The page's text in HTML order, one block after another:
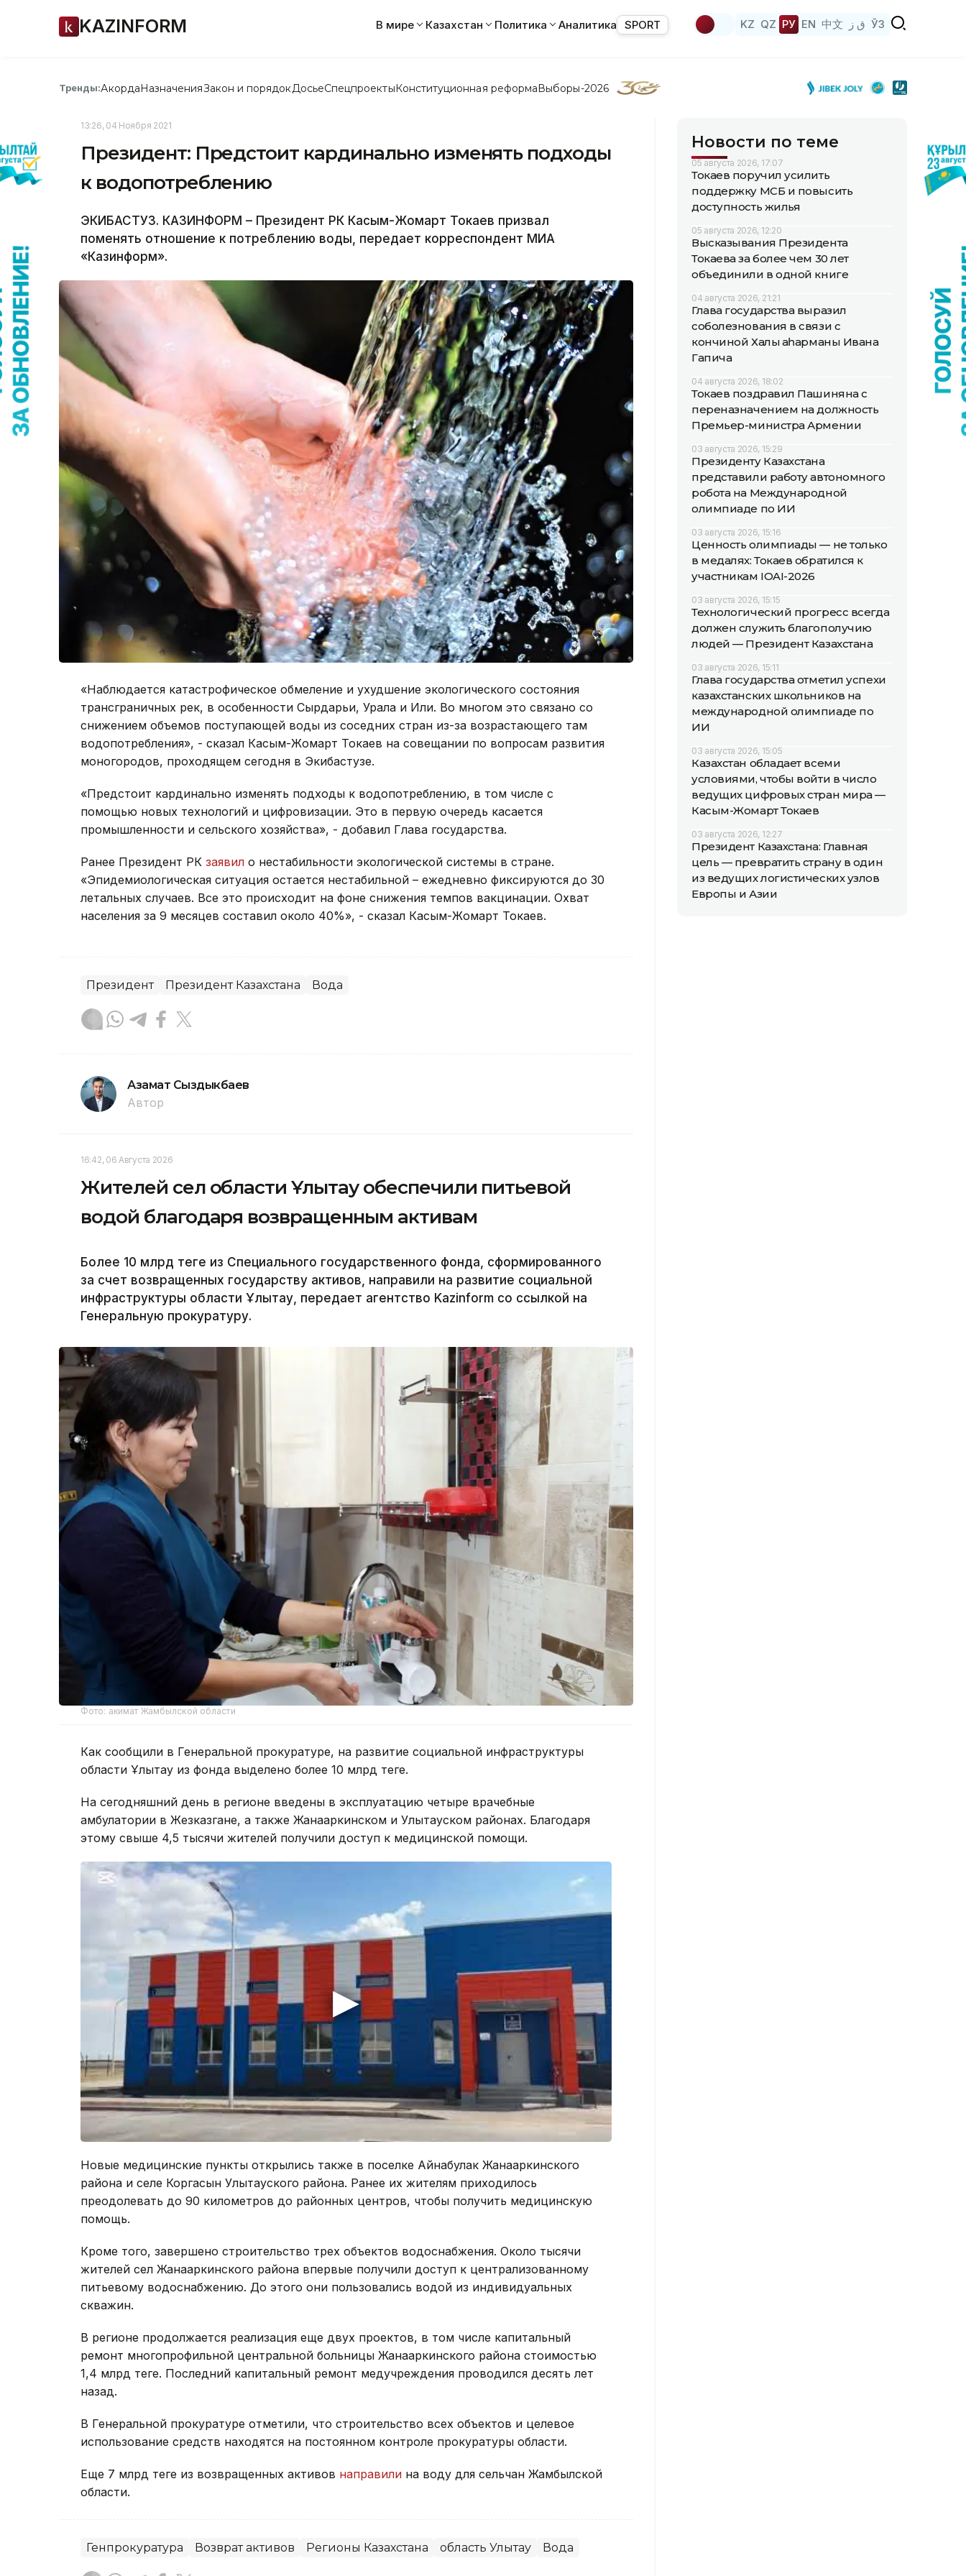
KAZINFORM В мире Казахстан Политика Аналитика SPORT KZ QZ РУ EN 中文 ق ز ЎЗ
Тренды:АкордаНазначенияЗакон и порядок ДосьеСпецпроектыКонституционная реформаВыборы-2026
13:26, 04 Ноября 2021
Президент: Предстоит кардинально изменять подходы
к водопотреблению
ЭКИБАСТУЗ. КАЗИНФОРМ – Президент РК Касым-Жомарт Токаев призвал
поменять отношение к потреблению воды, передает корреспондент МИА
«Казинформ».
«Наблюдается катастрофическое обмеление и ухудшение экологического состояния
трансграничных рек, в особенности Сырдарьи, Урала и Или. Во многом это связано со
снижением объемов поступающей воды из соседних стран из-за возрастающего там
водопотребления», - сказал Касым-Жомарт Токаев на совещании по вопросам развития
моногородов, проходящем сегодня в Экибастузе.
«Предстоит кардинально изменять подходы к водопотреблению, в том числе с
помощью новых технологий и цифровизации. Это в первую очередь касается
промышленности и сельского хозяйства», - добавил Глава государства.
Ранее Президент РК заявил о нестабильности экологической системы в стране.
«Эпидемиологическая ситуация остается нестабильной – ежедневно фиксируются до 30
летальных случаев. Все это происходит на фоне снижения темпов вакцинации. Охват
населения за 9 месяцев составил около 40%», - сказал Касым-Жомарт Токаев.
Президент Президент Казахстана Вода
Азамат Сыздыкбаев
Автор
16:42, 06 Августа 2026
Жителей сел области Ұлытау обеспечили питьевой
водой благодаря возвращенным активам
Более 10 млрд теңге из Специального государственного фонда, сформированного
за счет возвращенных государству активов, направили на развитие социальной
инфраструктуры области Ұлытау, передает агентство Kazinform со ссылкой на
Генеральную прокуратуру.
Фото: акимат Жамбылской области
Как сообщили в Генеральной прокуратуре, на развитие социальной инфраструктуры
области Ұлытау из фонда выделено более 10 млрд теңге.
На сегодняшний день в регионе введены в эксплуатацию четыре врачебные
амбулатории в Жезказгане, а также Жанааркинском и Улытауском районах. Благодаря
этому свыше 4,5 тысячи жителей получили доступ к медицинской помощи.
Новые медицинские пункты открылись также в поселке Айнабулак Жанааркинского
района и селе Коргасын Улытауского района. Ранее их жителям приходилось
преодолевать до 90 километров до районных центров, чтобы получить медицинскую
помощь.
Кроме того, завершено строительство трех объектов водоснабжения. Около тысячи
жителей сел Жанааркинского района впервые получили доступ к централизованному
питьевому водоснабжению. До этого они пользовались водой из индивидуальных
скважин.
В регионе продолжается реализация еще двух проектов, в том числе капитальный
ремонт многопрофильной центральной больницы Жанааркинского района стоимостью
1,4 млрд теңге. Последний капитальный ремонт медучреждения проводился десять лет
назад.
В Генеральной прокуратуре отметили, что строительство всех объектов и целевое
использование средств находятся на постоянном контроле прокуратуры области.
Еще 7 млрд теңге из возвращенных активов направили на воду для сельчан Жамбылской
области.
Генпрокуратура Возврат активов Регионы Казахстана область Улытау Вода
Новости по теме
05 августа 2026, 17:07
Токаев поручил усилить
поддержку МСБ и повысить
доступность жилья
05 августа 2026, 12:20
Высказывания Президента
Токаева за более чем 30 лет
объединили в одной книге
04 августа 2026, 21:21
Глава государства выразил
соболезнования в связи с
кончиной Халық қаһарманы Ивана
Гапича
04 августа 2026, 18:02
Токаев поздравил Пашиняна с
переназначением на должность
Премьер-министра Армении
03 августа 2026, 15:29
Президенту Казахстана
представили работу автономного
робота на Международной
олимпиаде по ИИ
03 августа 2026, 15:16
Ценность олимпиады — не только
в медалях: Токаев обратился к
участникам IOAI-2026
03 августа 2026, 15:15
Технологический прогресс всегда
должен служить благополучию
людей — Президент Казахстана
03 августа 2026, 15:11
Глава государства отметил успехи
казахстанских школьников на
международной олимпиаде по
ИИ
03 августа 2026, 15:05
Казахстан обладает всеми
условиями, чтобы войти в число
ведущих цифровых стран мира —
Касым-Жомарт Токаев
03 августа 2026, 12:27
Президент Казахстана: Главная
цель — превратить страну в один
из ведущих логистических узлов
Европы и Азии